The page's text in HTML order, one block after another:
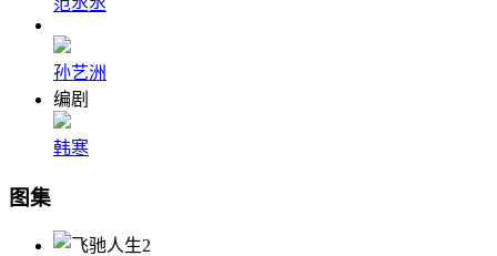
孙艺洲
编剧
韩寒
图集